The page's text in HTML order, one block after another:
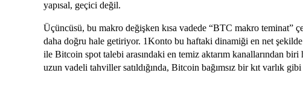
yapısal, geçici değil.
Üçüncüsü, bu makro değişken kısa vadede “BTC makro teminat”
daha doğru hale getiriyor. 1Konto bu haftaki dinamiği en net
ile Bitcoin spot talebi arasındaki en temiz aktarım kanallarından
uzun vadeli tahviller satıldığında, Bitcoin bağımsız bir kıt varlık